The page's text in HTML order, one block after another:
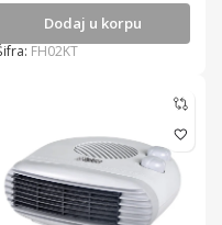
Dodaj u korpu
FH02KT